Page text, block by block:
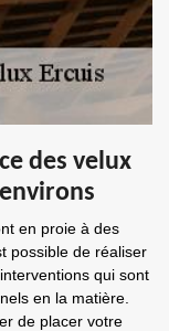
des velux
en proie à des
possible de réaliser
qui sont
en la matière.
de placer votre